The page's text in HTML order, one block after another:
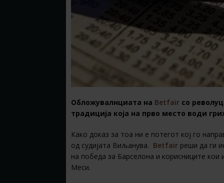
Обложувалнциата на Betfair со
традиција која на прво место води
Како доказ за тоа ни е потегот кој го
од судијата Виљанува. Betfair реши да ги
на победа за Барселона и корисниците кои
Меси.